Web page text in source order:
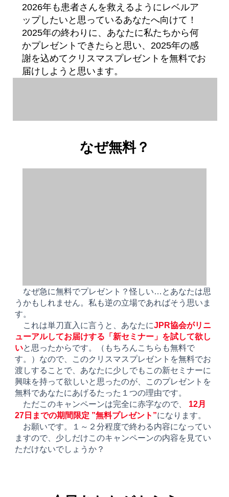
2026年も患者さんを救えるようにレベルア
ップしたいと思っているあなたへ向けて！
2025年の終わりに、あなたに私たちから何
かプレゼントできたらと思い、2025年の感
謝を込めてクリスマスプレゼントを無料でお
届けしようと思います。
なぜ無料？
なぜ急に無料でプレゼント？怪しい…とあなたは思
うかもしれません。私も逆の⽴場であればそう思いま
す。
これは単⼑直⼊に⾔うと、あなたにJPR協会がリニ
ューアルしてお届けする「新セミナー」を試して欲し
いと思ったからです。（もちろんこちらも無料で
す。）なので、このクリスマスプレゼントを無料でお
渡しすることで、あなたに少しでもこの新セミナーに
興味を持って欲しいと思ったのが、このプレゼントを
無料であなたにあげるたった１つの理由です。
ただこのキャンペーンは完全に⾚字なので、 12月
27日までの期間限定 ”無料プレゼント”になります。
お願いです。１～２分程度で終わる内容になってい
ますので、少しだけこのキャンペーンの内容を⾒てい
ただけないでしょうか？